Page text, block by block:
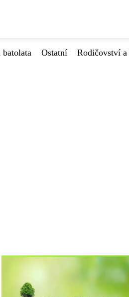
Ostatní Rodičovství